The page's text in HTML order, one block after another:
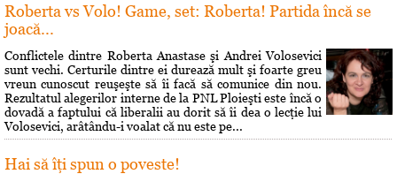
Roberta vs Volo! Game, set: Roberta! Partida încă se
joacă...
Conflictele dintre Roberta Anastase şi Andrei Volosevici
sunt vechi. Certurile dintre ei durează mult şi foarte greu
vreun cunoscut reuşeşte să îi facă să comunice din nou.
Rezultatul alegerilor interne de la PNL Ploieşti este încă o
dovadă a faptului că liberalii au dorit să îi dea o lecţie lui
Volosevici, arâtându-i voalat că nu este pe...
Hai să îţi spun o poveste!